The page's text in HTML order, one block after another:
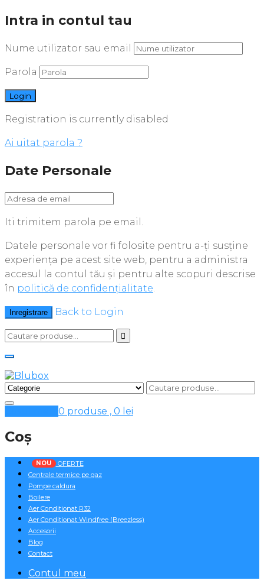
Intra in contul tau
Nume utilizator sau email
Parola
Registration is currently disabled
Ai uitat parola ?
Date Personale
Iti trimitem parola pe email.
Datele personale vor fi folosite pentru a-ți susține
experiența pe acest site web, pentru a administra
accesul la contul tău și pentru alte scopuri descrise
în politică de confidențialitate.
Inregistrare Back to Login
0 produse , 0 lei
Coș
NOU OFERTE
Centrale termice pe gaz
Pompe caldura
Boilere
Aer Conditionat R32
Aer Conditionat Windfree (Breezless)
Accesorii
Blog
Contact
Contul meu